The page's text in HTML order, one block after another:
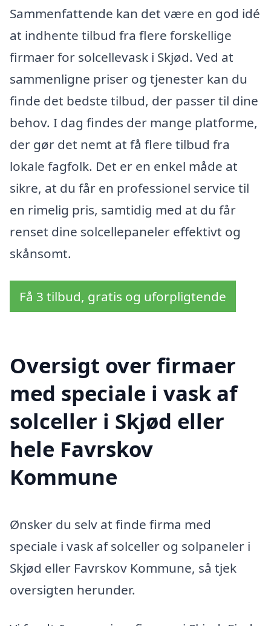
Sammenfattende kan det være en god idé
at indhente tilbud fra flere forskellige
firmaer for solcellevask i Skjød. Ved at
sammenligne priser og tjenester kan du
finde det bedste tilbud, der passer til dine
behov. I dag findes der mange platforme,
der gør det nemt at få flere tilbud fra
lokale fagfolk. Det er en enkel måde at
sikre, at du får en professionel service til
en rimelig pris, samtidig med at du får
renset dine solcellepaneler effektivt og
skånsomt.
Få 3 tilbud, gratis og uforpligtende
Oversigt over firmaer
med speciale i vask af
solceller i Skjød eller
hele Favrskov
Kommune
Ønsker du selv at finde firma med
speciale i vask af solceller og solpaneler i
Skjød eller Favrskov Kommune, så tjek
oversigten herunder.